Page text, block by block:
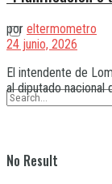
No Result
por eltermometro
24 junio, 2026
El intendente de
al diputado nacional